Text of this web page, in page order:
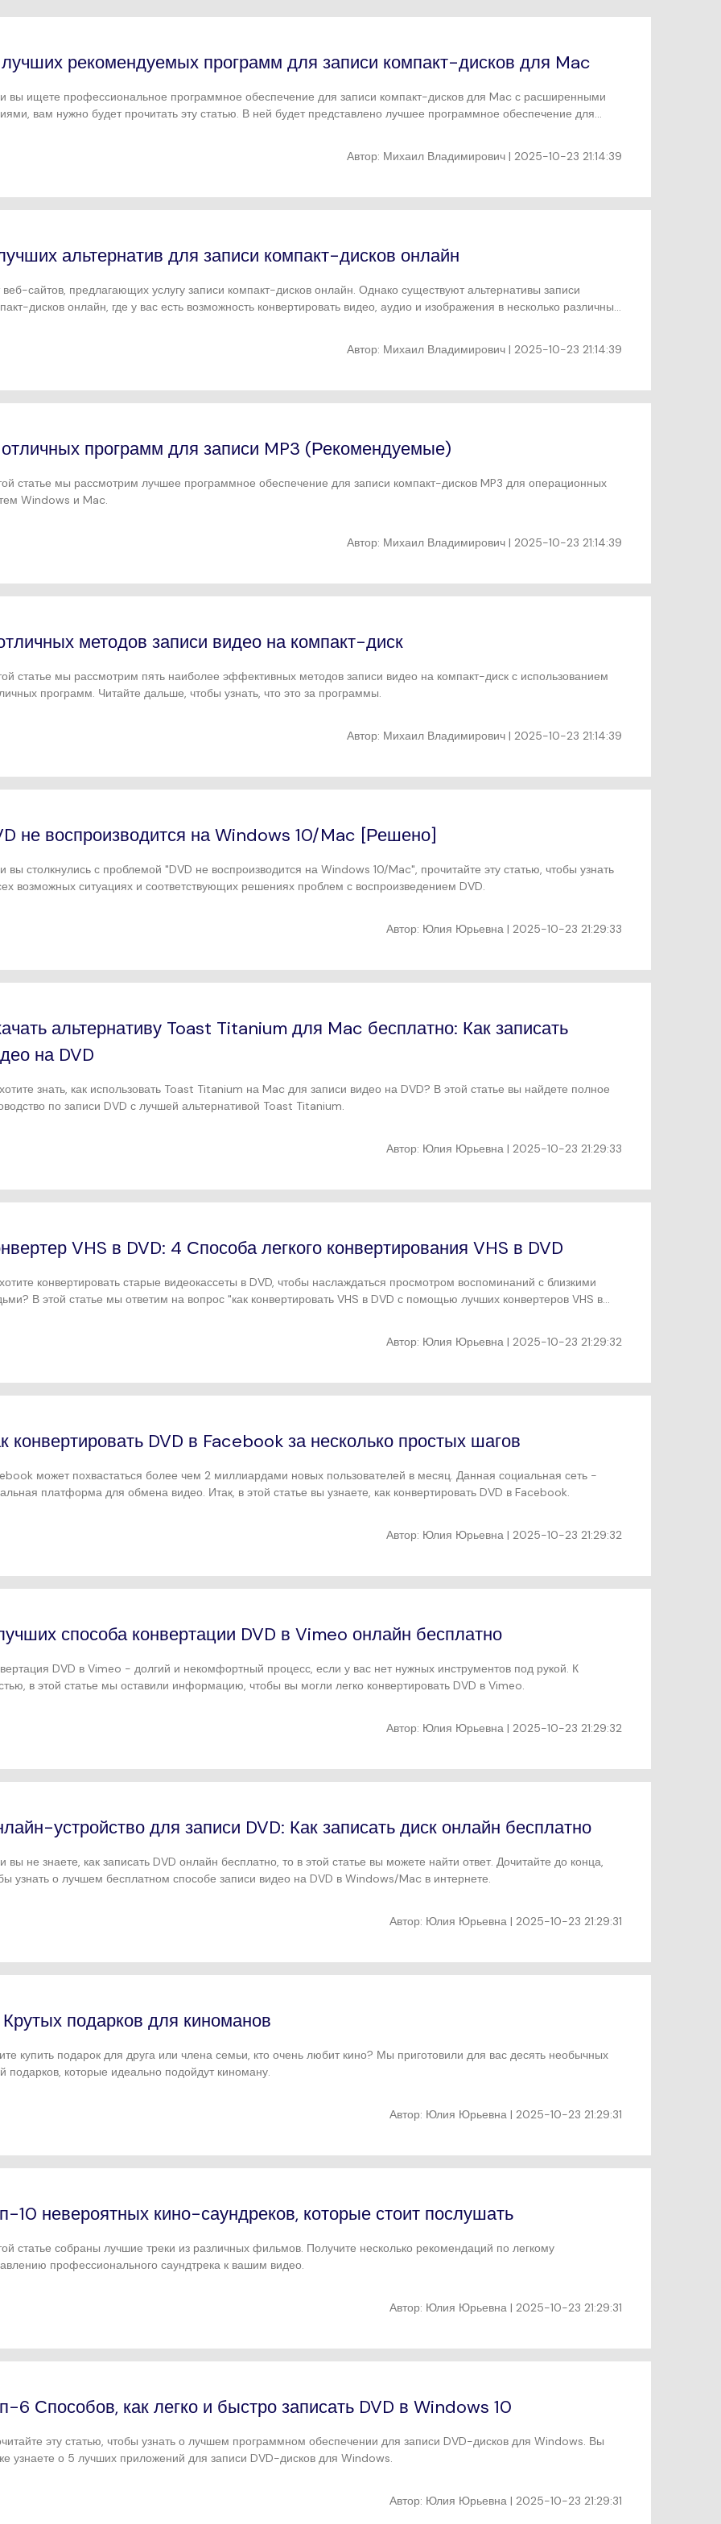
Редактор субтитров
лучших рекомендуемых программ для записи компакт-дисков для Mac
вы ищете профессиональное программное обеспечение для записи компакт-дисков для Mac с расширенными
вам нужно будет прочитать эту статью. В ней будет представлено лучшее программное обеспечение для
Автор: Михаил Владимирович| 2025-10-23 21:14:39
альтернатив для записи компакт-дисков онлайн
веб-сайтов, предлагающих услугу записи компакт-дисков онлайн. Однако существуют альтернативы записи
дисков онлайн, где у вас есть возможность конвертировать видео, аудио и изображения в несколько различных
Автор: Михаил Владимирович| 2025-10-23 21:14:39
отличных программ для записи MP3 (Рекомендуемые)
статье мы рассмотрим лучшее программное обеспечение для записи компакт-дисков MP3 для операционных
Windows и Mac.
Автор: Михаил Владимирович| 2025-10-23 21:14:39
методов записи видео на компакт-диск
статье мы рассмотрим пять наиболее эффективных методов записи видео на компакт-диск с использованием
программ. Читайте дальше, чтобы узнать, что это за программы.
Автор: Михаил Владимирович| 2025-10-23 21:14:39
не воспроизводится на Windows 10/Mac [Решено]
вы столкнулись с проблемой "DVD не воспроизводится на Windows 10/Mac", прочитайте эту статью, чтобы узнать
возможных ситуациях и соответствующих решениях проблем с воспроизведением DVD.
Автор: Юлия Юрьевна| 2025-10-23 21:29:33
альтернативу Toast Titanium для Mac бесплатно: Как записать
на DVD
знать, как использовать Toast Titanium на Mac для записи видео на DVD? В этой статье вы найдете полное
по записи DVD с лучшей альтернативой Toast Titanium.
Автор: Юлия Юрьевна| 2025-10-23 21:29:33
VHS в DVD: 4 Способа легкого конвертирования VHS в DVD
конвертировать старые видеокассеты в DVD, чтобы наслаждаться просмотром воспоминаний с близкими
В этой статье мы ответим на вопрос "как конвертировать VHS в DVD с помощью лучших конвертеров VHS в
Автор: Юлия Юрьевна| 2025-10-23 21:29:32
конвертировать DVD в Facebook за несколько простых шагов
может похвастаться более чем 2 миллиардами новых пользователей в месяц. Данная социальная сеть -
платформа для обмена видео. Итак, в этой статье вы узнаете, как конвертировать DVD в Facebook.
Автор: Юлия Юрьевна| 2025-10-23 21:29:32
способа конвертации DVD в Vimeo онлайн бесплатно
DVD в Vimeo - долгий и некомфортный процесс, если у вас нет нужных инструментов под рукой. К
в этой статье мы оставили информацию, чтобы вы могли легко конвертировать DVD в Vimeo.
Автор: Юлия Юрьевна| 2025-10-23 21:29:32
устройство для записи DVD: Как записать диск онлайн бесплатно
вы не знаете, как записать DVD онлайн бесплатно, то в этой статье вы можете найти ответ. Дочитайте до конца,
узнать о лучшем бесплатном способе записи видео на DVD в Windows/Mac в интернете.
Автор: Юлия Юрьевна| 2025-10-23 21:29:31
Крутых подарков для киноманов
купить подарок для друга или члена семьи, кто очень любит кино? Мы приготовили для вас десять необычных
подарков, которые идеально подойдут киноману.
Автор: Юлия Юрьевна| 2025-10-23 21:29:31
10 невероятных кино-саундреков, которые стоит послушать
статье собраны лучшие треки из различных фильмов. Получите несколько рекомендаций по легкому
профессионального саундтрека к вашим видео.
Автор: Юлия Юрьевна| 2025-10-23 21:29:31
6 Способов, как легко и быстро записать DVD в Windows 10
эту статью, чтобы узнать о лучшем программном обеспечении для записи DVD-дисков для Windows. Вы
узнаете о 5 лучших приложений для записи DVD-дисков для Windows.
Автор: Юлия Юрьевна| 2025-10-23 21:29:31